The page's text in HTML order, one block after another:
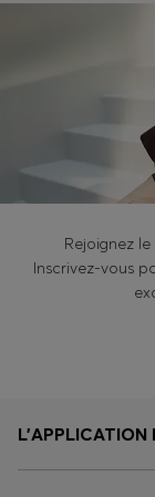
Rejoignez le
Inscrivez-vous
L’APPLICATION